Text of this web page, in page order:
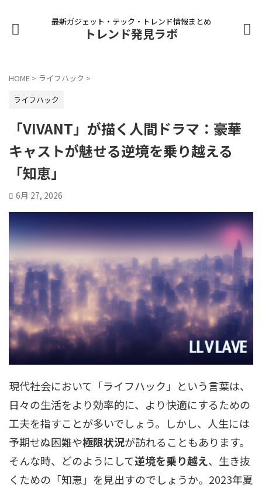
最新ガジェット・テック・トレンド情報まとめ
トレンド発見ラボ
HOME > ライフハック >
ライフハック
「VIVANT」が描く人間ドラマ：豪華
キャストが魅せる逆境を乗り越える
「知恵」
6月 27, 2026
現代社会において「ライフハック」という言葉は、
日々の生活をより効率的に、より快適にするための
工夫を指すことが多いでしょう。しかし、人生には
予期せぬ困難や極限状況が訪れることもあります。
そんな時、どのようにして逆境を乗り越え、生き抜
くための「知恵」を見出すのでしょうか。2023年夏